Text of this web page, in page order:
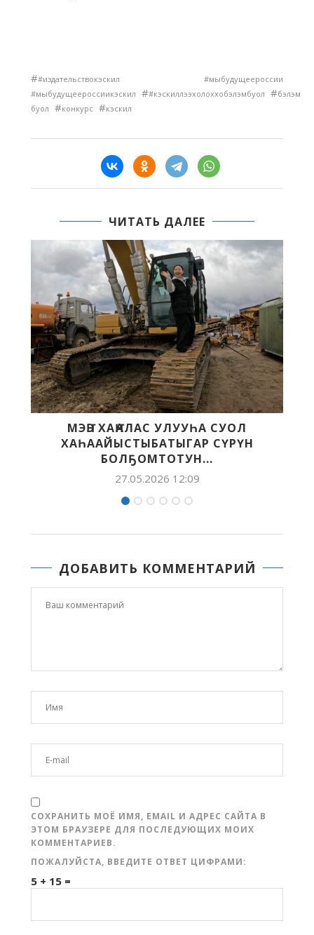
##издательствокэскил #мыбудущеероссии
#мыбудущеероссиикэскил ##кэскиллээхолоххобэлэмбуол #бэлэм
буол #конкурс #кэскил
ЧИТАТЬ ДАЛЕЕ
«КЭСКИЛ» — «БЭЛЭМ БУОЛ»
ХАҺЫАТТАРТАН БИИРДЭСТЭРЭ
25.05.2026 11:30
ДОБАВИТЬ КОММЕНТАРИЙ
СОХРАНИТЬ МОЁ ИМЯ, EMAIL И АДРЕС САЙТА В
ЭТОМ БРАУЗЕРЕ ДЛЯ ПОСЛЕДУЮЩИХ МОИХ
КОММЕНТАРИЕВ.
ПОЖАЛУЙСТА, ВВЕДИТЕ ОТВЕТ ЦИФРАМИ:
5 + 15 =